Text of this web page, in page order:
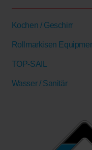
Kochen / Geschirr
Rollmarkisen
TOP-SAIL
Wasser / Sanitär